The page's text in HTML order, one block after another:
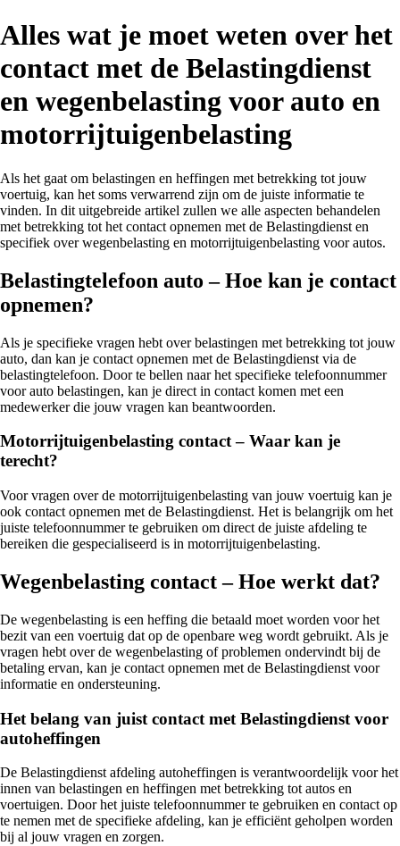
Alles wat je moet weten over het
contact met de Belastingdienst
en wegenbelasting voor auto en
motorrijtuigenbelasting
Als het gaat om belastingen en heffingen met betrekking tot jouw
voertuig, kan het soms verwarrend zijn om de juiste informatie te
vinden. In dit uitgebreide artikel zullen we alle aspecten behandelen
met betrekking tot het contact opnemen met de Belastingdienst en
specifiek over wegenbelasting en motorrijtuigenbelasting voor autos.
Belastingtelefoon auto – Hoe kan je contact
opnemen?
Als je specifieke vragen hebt over belastingen met betrekking tot jouw
auto, dan kan je contact opnemen met de Belastingdienst via de
belastingtelefoon. Door te bellen naar het specifieke telefoonnummer
voor auto belastingen, kan je direct in contact komen met een
medewerker die jouw vragen kan beantwoorden.
Motorrijtuigenbelasting contact – Waar kan je
terecht?
Voor vragen over de motorrijtuigenbelasting van jouw voertuig kan je
ook contact opnemen met de Belastingdienst. Het is belangrijk om het
juiste telefoonnummer te gebruiken om direct de juiste afdeling te
bereiken die gespecialiseerd is in motorrijtuigenbelasting.
Wegenbelasting contact – Hoe werkt dat?
De wegenbelasting is een heffing die betaald moet worden voor het
bezit van een voertuig dat op de openbare weg wordt gebruikt. Als je
vragen hebt over de wegenbelasting of problemen ondervindt bij de
betaling ervan, kan je contact opnemen met de Belastingdienst voor
informatie en ondersteuning.
Het belang van juist contact met Belastingdienst voor
autoheffingen
De Belastingdienst afdeling autoheffingen is verantwoordelijk voor het
innen van belastingen en heffingen met betrekking tot autos en
voertuigen. Door het juiste telefoonnummer te gebruiken en contact op
te nemen met de specifieke afdeling, kan je efficiënt geholpen worden
bij al jouw vragen en zorgen.